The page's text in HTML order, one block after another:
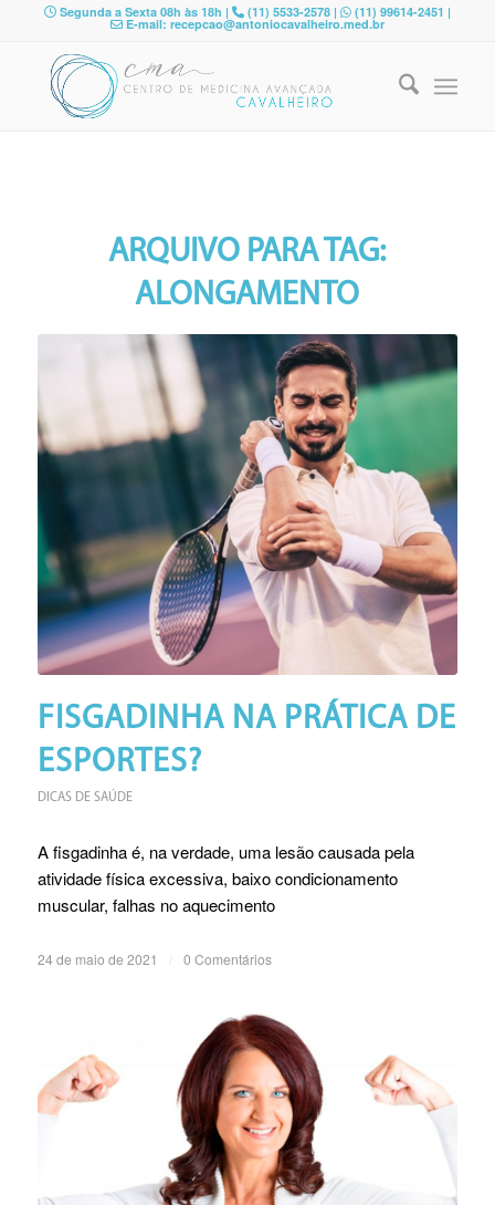
Segunda a Sexta 08h às 18h | (11) 5533-2578 | (11) 99614-2451 |
E-mail: recepcao@antoniocavalheiro.med.br
ARQUIVO PARA TAG:
ALONGAMENTO
FISGADINHA NA PRÁTICA DE
ESPORTES?
DICAS DE SAÚDE
A fisgadinha é, na verdade, uma lesão causada pela
atividade física excessiva, baixo condicionamento
muscular, falhas no aquecimento
24 de maio de 2021 0 Comentários